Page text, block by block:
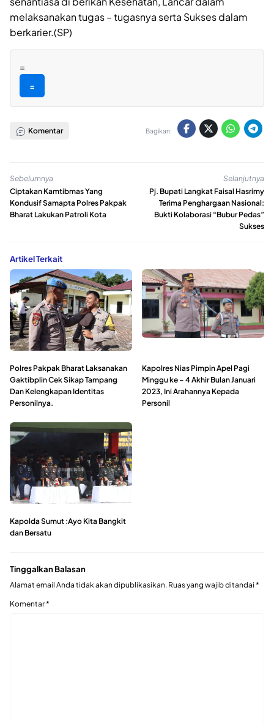
melaksanakan tugas – tugasnya serta Sukses dalam
berkarier.(SP)
=
=
Komentar Bagikan:
Sebelumnya
Ciptakan Kamtibmas Yang
Kondusif Samapta Polres Pakpak
Bharat Lakukan Patroli Kota
Selanjutnya
Pj. Bupati Langkat Faisal Hasrimy
Terima Penghargaan Nasional:
Bukti Kolaborasi “Bubur Pedas”
Sukses
Artikel Terkait
Polres Pakpak Bharat Laksanakan
Gaktibplin Cek Sikap Tampang
Dan Kelengkapan Identitas
Personilnya.
Kapolres Nias Pimpin Apel Pagi
Minggu ke – 4 Akhir Bulan Januari
2023, Ini Arahannya Kepada
Personil
Kapolda Sumut :Ayo Kita Bangkit
dan Bersatu
Tinggalkan Balasan
Alamat email Anda tidak akan dipublikasikan. Ruas yang wajib ditandai *
Komentar*